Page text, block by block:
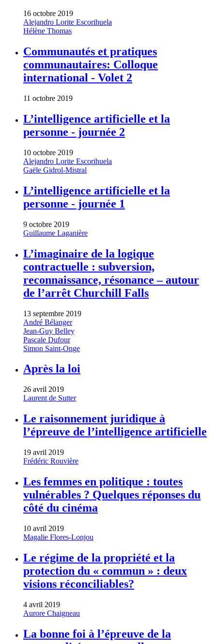
16 octobre 2019
Alejandro Lorite Escorihuela
Hélène Thomas
Communautés et pratiques
communautaires: Colloque
international - Volet 2
11 octobre 2019
L’intelligence artificielle et la
personne - journée 2
10 octobre 2019
Alejandro Lorite Escorihuela
Gaële Gidrol-Mistral
L’intelligence artificielle et la
personne - journée 1
9 octobre 2019
Guillaume Laganière
L’imaginaire de la logique
contractuelle : subversion,
reconnaissance, résonance – autour
de l’arrêt Churchill Falls
13 septembre 2019
André Bélanger
Jean-Guy Belley
Pascale Dufour
Simon Saint-Onge
Après la loi
26 avril 2019
Laurent de Sutter
Le raisonnement juridique à
l’épreuve de l’intelligence artificielle
19 avril 2019
Frédéric Rouvière
Les femmes en politique : toutes
vulnérables ? Quelques réponses du
côté du cinéma
10 avril 2019
Magalie Flores-Lonjou
Le régime de la propriété et la
protection du « commun » : deux
visions réconciliables?
4 avril 2019
Aurore Chaigneau
La bonne foi à l’épreuve de la